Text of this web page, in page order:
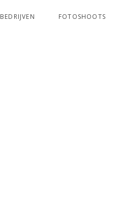
BEDRIJVEN FOTOSHOOTS